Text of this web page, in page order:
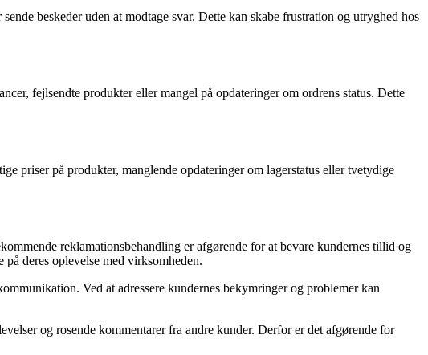
beskeder uden at modtage svar. Dette kan skabe frustration og utryghed hos
fejlsendte produkter eller mangel på opdateringer om ordrens status. Dette
priser på produkter, manglende opdateringer om lagerstatus eller tvetydige
reklamationsbehandling er afgørende for at bevare kundernes tillid og
deres oplevelse med virksomheden.
Ved at adressere kundernes bekymringer og problemer kan
og rosende kommentarer fra andre kunder. Derfor er det afgørende for